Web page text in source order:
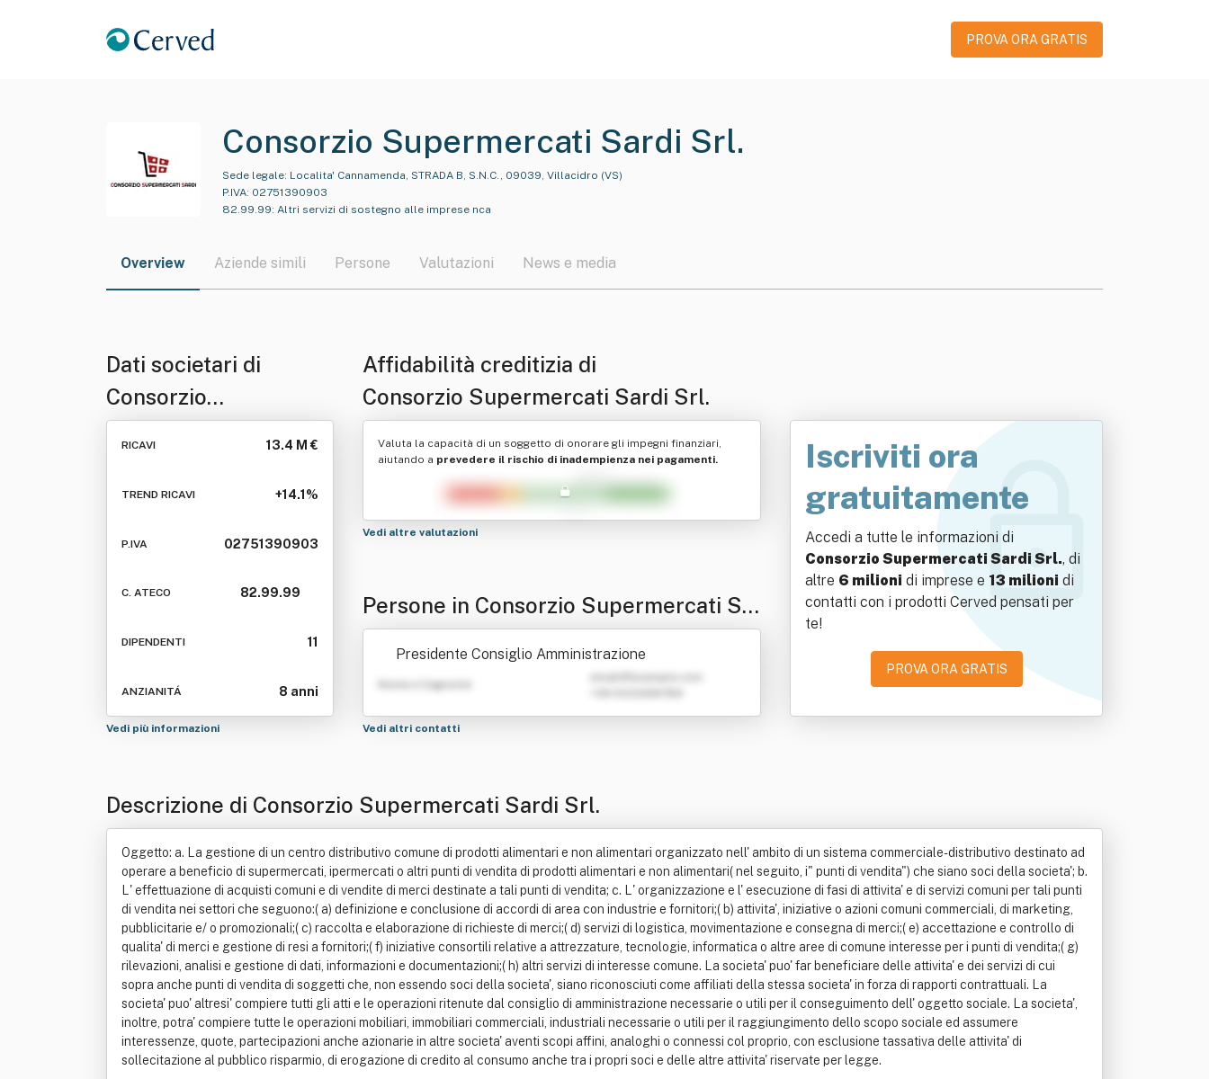
PROVA ORA GRATIS
Consorzio Supermercati Sardi Srl.
Sede legale: Localita' Cannamenda, STRADA B, S.N.C., 09039, Villacidro (VS)
P.IVA: 02751390903
82.99.99: Altri servizi di sostegno alle imprese nca
Overview Aziende simili Persone Valutazioni News e media
Dati societari di
Consorzio
Supermercati Sardi
RICAVI 13.4 M €
TREND RICAVI +14.1%
P.IVA 02751390903
C. ATECO 82.99.99
DIPENDENTI 11
ANZIANITÁ 8 anni
Vedi più informazioni
Affidabilità creditizia di
Consorzio Supermercati Sardi Srl.
Valuta la capacità di un soggetto di onorare gli impegni finanziari,
aiutando a prevedere il rischio di inadempienza nei pagamenti.
Vedi altre valutazioni
Persone in Consorzio Supermercati Sa
rdi Srl.
Presidente Consiglio Amministrazione
Nome e Cognome
Vedi altri contatti
Iscriviti ora
gratuitamente
Accedi a tutte le informazioni di
Consorzio Supermercati Sardi Srl., di
altre 6 milioni di imprese e 13 milioni di
contatti con i prodotti Cerved pensati per
te!
PROVA ORA GRATIS
Descrizione di Consorzio Supermercati Sardi Srl.
Oggetto: a. La gestione di un centro distributivo comune di prodotti alimentari e non alimentari organizzato nell' ambito di un sistema commerciale- distributivo destinato ad
operare a beneficio di supermercati, ipermercati o altri punti di vendita di prodotti alimentari e non alimentari( nel seguito, i" punti di vendita") che siano soci della societa'; b.
L' effettuazione di acquisti comuni e di vendite di merci destinate a tali punti di vendita; c. L' organizzazione e l' esecuzione di fasi di attivita' e di servizi comuni per tali punti
di vendita nei settori che seguono:( a) definizione e conclusione di accordi di area con industrie e fornitori;( b) attivita', iniziative o azioni comuni commerciali, di marketing,
pubblicitarie e/ o promozionali;( c) raccolta e elaborazione di richieste di merci;( d) servizi di logistica, movimentazione e consegna di merci;( e) accettazione e controllo di
qualita' di merci e gestione di resi a fornitori;( f) iniziative consortili relative a attrezzature, tecnologie, informatica o altre aree di comune interesse per i punti di vendita;( g)
rilevazioni, analisi e gestione di dati, informazioni e documentazioni;( h) altri servizi di interesse comune. La societa' puo' far beneficiare delle attivita' e dei servizi di cui
sopra anche punti di vendita di soggetti che, non essendo soci della societa', siano riconosciuti come affiliati della stessa societa' in forza di rapporti contrattuali. La
societa' puo' altresi' compiere tutti gli atti e le operazioni ritenute dal consiglio di amministrazione necessarie o utili per il conseguimento dell' oggetto sociale. La societa',
inoltre, potra' compiere tutte le operazioni mobiliari, immobiliari commerciali, industriali necessarie o utili per il raggiungimento dello scopo sociale ed assumere
interessenze, quote, partecipazioni anche azionarie in altre societa' aventi scopi affini, analoghi o connessi col proprio, con esclusione tassativa delle attivita' di
sollecitazione al pubblico risparmio, di erogazione di credito al consumo anche tra i propri soci e delle altre attivita' riservate per legge.